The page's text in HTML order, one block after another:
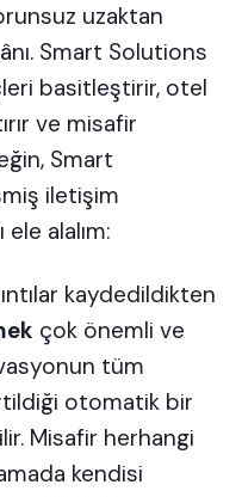
uzaktan
Smart Solutions
basitleştirir, otel
ve misafir
Smart
iletişim
alalım:
kaydedildikten
çok önemli ve
tüm
otomatik bir
Misafir herhangi
kendisi